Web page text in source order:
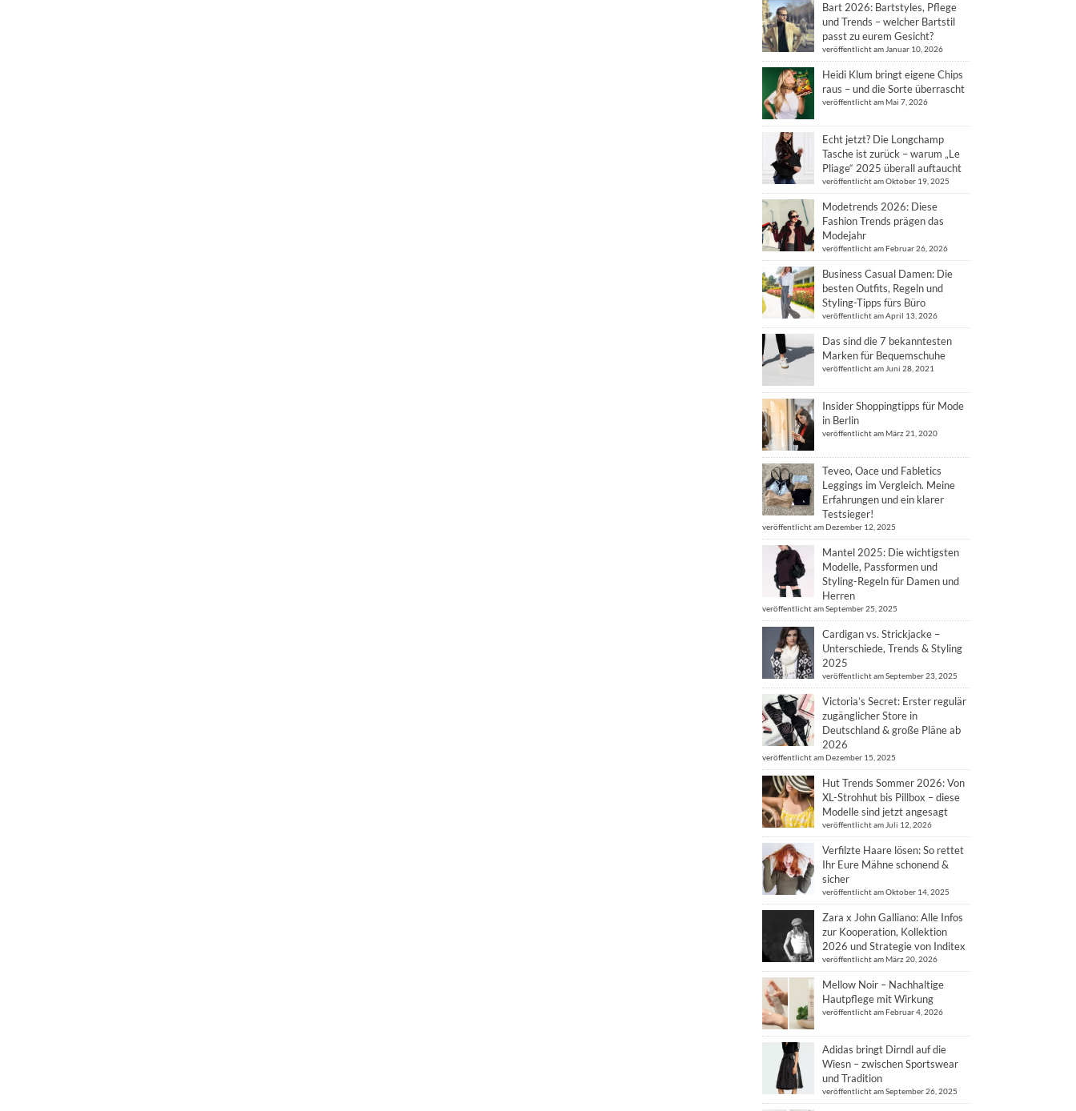
Bart 2026: Bartstyles, Pflege
und Trends – welcher Bartstil
passt zu eurem Gesicht?
veröffentlicht am Januar 10, 2026
Heidi Klum bringt eigene Chips
raus – und die Sorte überrascht
veröffentlicht am Mai 7, 2026
Echt jetzt? Die Longchamp
Tasche ist zurück – warum „Le
Pliage“ 2025 überall auftaucht
veröffentlicht am Oktober 19, 2025
Modetrends 2026: Diese
Fashion Trends prägen das
Modejahr
veröffentlicht am Februar 26, 2026
Business Casual Damen: Die
besten Outfits, Regeln und
Styling-Tipps fürs Büro
veröffentlicht am April 13, 2026
Das sind die 7 bekanntesten
Marken für Bequemschuhe
veröffentlicht am Juni 28, 2021
Insider Shoppingtipps für Mode
in Berlin
veröffentlicht am März 21, 2020
Teveo, Oace und Fabletics
Leggings im Vergleich. Meine
Erfahrungen und ein klarer
Testsieger!
veröffentlicht am Dezember 12, 2025
Mantel 2025: Die wichtigsten
Modelle, Passformen und
Styling-Regeln für Damen und
Herren
veröffentlicht am September 25, 2025
Cardigan vs. Strickjacke –
Unterschiede, Trends & Styling
2025
veröffentlicht am September 23, 2025
Victoria’s Secret: Erster regulär
zugänglicher Store in
Deutschland & große Pläne ab
2026
veröffentlicht am Dezember 15, 2025
Hut Trends Sommer 2026: Von
XL-Strohhut bis Pillbox – diese
Modelle sind jetzt angesagt
veröffentlicht am Juli 12, 2026
Verfilzte Haare lösen: So rettet
Ihr Eure Mähne schonend &
sicher
veröffentlicht am Oktober 14, 2025
Zara x John Galliano: Alle Infos
zur Kooperation, Kollektion
2026 und Strategie von Inditex
veröffentlicht am März 20, 2026
Mellow Noir – Nachhaltige
Hautpflege mit Wirkung
veröffentlicht am Februar 4, 2026
Adidas bringt Dirndl auf die
Wiesn – zwischen Sportswear
und Tradition
veröffentlicht am September 26, 2025